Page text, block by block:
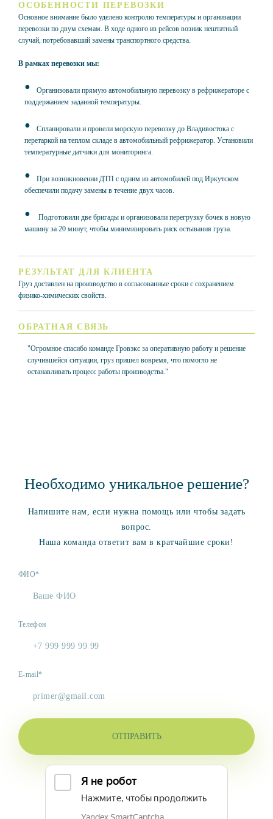
ОСОБЕННОСТИ ПЕРЕВОЗКИ
Основное внимание было уделено контролю температуры и организации
перевозки по двум схемам. В ходе одного из рейсов возник нештатный
случай, потребовавший замены транспортного средства.
В рамках перевозки мы:
Организовали прямую автомобильную перевозку в рефрижераторе с
поддержанием заданной температуры.
Спланировали и провели морскую перевозку до Владивостока с
перетаркой на теплом складе в автомобильный рефрижератор. Установили
температурные датчики для мониторинга.
При возникновении ДТП с одним из автомобилей под Иркутском
обеспечили подачу замены в течение двух часов.
Подготовили две бригады и организовали перегрузку бочек в новую
машину за 20 минут, чтобы минимизировать риск остывания груза.
РЕЗУЛЬТАТ ДЛЯ КЛИЕНТА
Груз доставлен на производство в согласованные сроки с сохранением
физико-химических свойств.
ОБРАТНАЯ СВЯЗЬ
"Огромное спасибо команде Гровэкс за оперативную работу и решение
случившейся ситуации, груз пришел вовремя, что помогло не
останавливать процесс работы производства."
Необходимо уникальное решение?
Напишите нам, если нужна помощь или чтобы задать
вопрос.
Наша команда ответит вам в кратчайшие сроки!
ФИО*
Телефон
E-mail*
ОТПРАВИТЬ